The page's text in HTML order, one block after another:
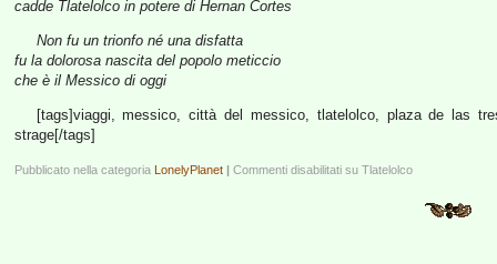
cadde Tlatelolco in potere di Hernan Cortes
Non fu un trionfo né una disfatta
fu la dolorosa nascita del popolo meticcio
che è il Messico di oggi
[tags]viaggi, messico, città del messico, tlatelolco, plaza de las
strage[/tags]
Pubblicato nella categoria LonelyPlanet | Commenti disabilitati su Tlatelolco